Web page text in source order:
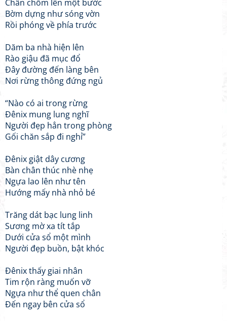
Chân chồm lên một bước
Bờm dựng như sóng vờn
Rồi phóng về phía trước
Dăm ba nhà hiện lên
Rào giậu đã mục đổ
Đây đường đến làng bên
Nơi rừng thông đứng ngủ
“Nào có ai trong rừng
Đênix mung lung nghĩ
Người đẹp hẳn trong phòng
Gối chăn sắp đi nghỉ”
Đênix giật dây cương
Bàn chân thúc nhè nhẹ
Ngựa lao lên như tên
Hướng mấy nhà nhỏ bé
Trăng dát bạc lung linh
Sương mờ xa tít tắp
Dưới cửa sổ một mình
Người đẹp buồn, bật khóc
Đênix thấy giai nhân
Tim rộn ràng muốn vỡ
Ngựa như thể quen chân
Đến ngay bên cửa sổ